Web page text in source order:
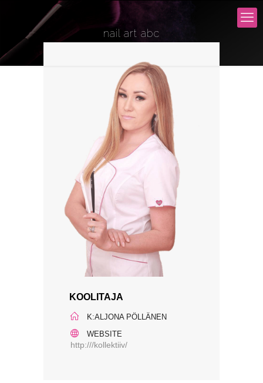
nail art abc
KOOLITAJA
K:ALJONA PÖLLÄNEN
WEBSITE
http:///kollektiiv/